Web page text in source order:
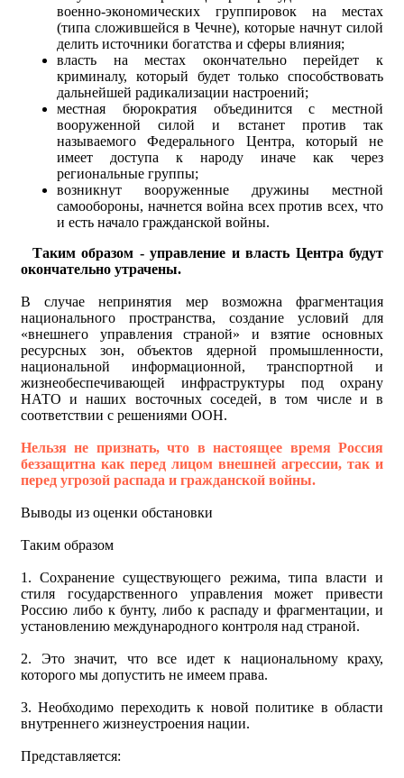
военно-экономических группировок на местах
(типа сложившейся в Чечне), которые начнут силой
делить источники богатства и сферы влияния;
власть на местах окончательно перейдет к
криминалу, который будет только способствовать
дальнейшей радикализации настроений;
местная бюрократия объединится с местной
вооруженной силой и встанет против так
называемого Федерального Центра, который не
имеет доступа к народу иначе как через
региональные группы;
возникнут вооруженные дружины местной
самообороны, начнется война всех против всех, что
и есть начало гражданской войны.
Таким образом - управление и власть Центра будут
окончательно утрачены.
В случае непринятия мер возможна фрагментация
национального пространства, создание условий для
«внешнего управления страной» и взятие основных
ресурсных зон, объектов ядерной промышленности,
национальной информационной, транспортной и
жизнеобеспечивающей инфраструктуры под охрану
НАТО и наших восточных соседей, в том числе и в
соответствии с решениями ООН.
Нельзя не признать, что в настоящее время Россия
беззащитна как перед лицом внешней агрессии, так и
перед угрозой распада и гражданской войны.
Выводы из оценки обстановки
Таким образом
1. Сохранение существующего режима, типа власти и
стиля государственного управления может привести
Россию либо к бунту, либо к распаду и фрагментации, и
установлению международного контроля над страной.
2. Это значит, что все идет к национальному краху,
которого мы допустить не имеем права.
3. Необходимо переходить к новой политике в области
внутреннего жизнеустроения нации.
Представляется: